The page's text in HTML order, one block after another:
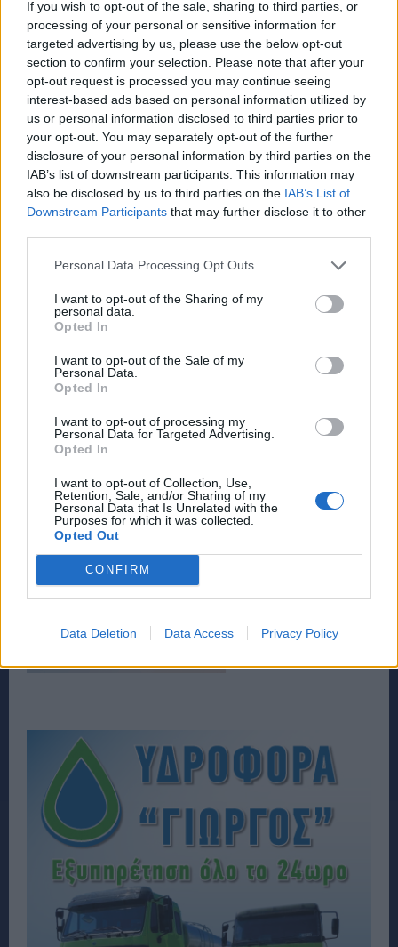
If you wish to opt-out of the sale, sharing to third parties, or
processing of your personal or sensitive information for
targeted advertising by us, please use the below opt-out
section to confirm your selection. Please note that after your
opt-out request is processed you may continue seeing
interest-based ads based on personal information utilized by
us or personal information disclosed to third parties prior to
your opt-out. You may separately opt-out of the further
disclosure of your personal information by third parties on the
IAB’s list of downstream participants. This information may
also be disclosed by us to third parties on the IAB’s List of
Downstream Participants that may further disclose it to other
Personal Data Processing Opt Outs
I want to opt-out of the Sharing of my
personal data.
Opted In
I want to opt-out of the Sale of my
Personal Data.
Opted In
I want to opt-out of processing my
Personal Data for Targeted Advertising.
Opted In
I want to opt-out of Collection, Use,
Retention, Sale, and/or Sharing of my
Personal Data that Is Unrelated with the
Purposes for which it was collected.
Opted Out
CONFIRM
Data Deletion Data Access Privacy Policy